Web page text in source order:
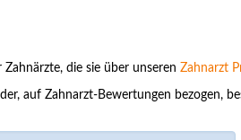
die sie über unseren Zahnarzt
auf Zahnarzt-Bewertungen